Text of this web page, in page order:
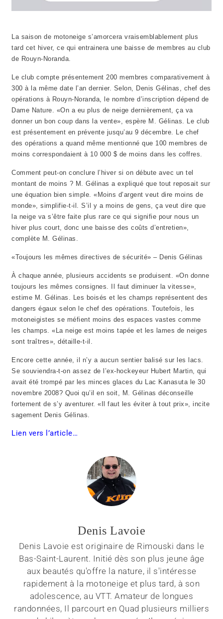
La saison de motoneige s’amorcera vraisemblablement plus
tard cet hiver, ce qui entrainera une baisse de membres au club
de Rouyn-Noranda.
Le club compte présentement 200 membres comparativement à
300 à la même date l’an dernier. Selon, Denis Gélinas, chef des
opérations à Rouyn-Noranda, le nombre d’inscription dépend de
Dame Nature. «On a eu plus de neige dernièrement, ça va
donner un bon coup dans la vente», espère M. Gélinas. Le club
est présentement en prévente jusqu’au 9 décembre. Le chef
des opérations a quand même mentionné que 100 membres de
moins correspondaient à 10 000 $ de moins dans les coffres.
Comment peut-on conclure l’hiver si on débute avec un tel
montant de moins ? M. Gélinas a expliqué que tout reposait sur
une équation bien simple. «Moins d’argent veut dire moins de
monde», simplifie-t-il. S’il y a moins de gens, ça veut dire que
la neige va s’être faite plus rare ce qui signifie pour nous un
hiver plus court, donc une baisse des coûts d’entretien»,
complète M. Gélinas.
«Toujours les mêmes directives de sécurité» – Denis Gélinas
À chaque année, plusieurs accidents se produisent. «On donne
toujours les mêmes consignes. Il faut diminuer la vitesse»,
estime M. Gélinas. Les boisés et les champs représentent des
dangers égaux selon le chef des opérations. Toutefois, les
motoneigistes se méfient moins des espaces vastes comme
les champs. «La neige est moins tapée et les lames de neiges
sont traîtres», détaille-t-il.
Encore cette année, il n’y a aucun sentier balisé sur les lacs.
Se souviendra-t-on assez de l’ex-hockeyeur Hubert Martin, qui
avait été trompé par les minces glaces du Lac Kanasuta le 30
novembre 2008? Quoi qu’il en soit, M. Gélinas déconseille
fortement de s’y aventurer. «Il faut les éviter à tout prix», incite
sagement Denis Gélinas.
Lien vers l’article…
Denis Lavoie
Denis Lavoie est originaire de Rimouski dans le
Bas-Saint-Laurent. Initié dès son plus jeune âge
aux beautés qu'offre la nature, il s'intéresse
rapidement à la motoneige et plus tard, à son
adolescence, au VTT. Amateur de longues
randonnées, Il parcourt en Quad plusieurs milliers